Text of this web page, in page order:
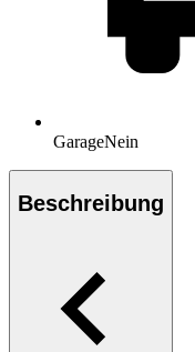
GarageNein
Beschreibung